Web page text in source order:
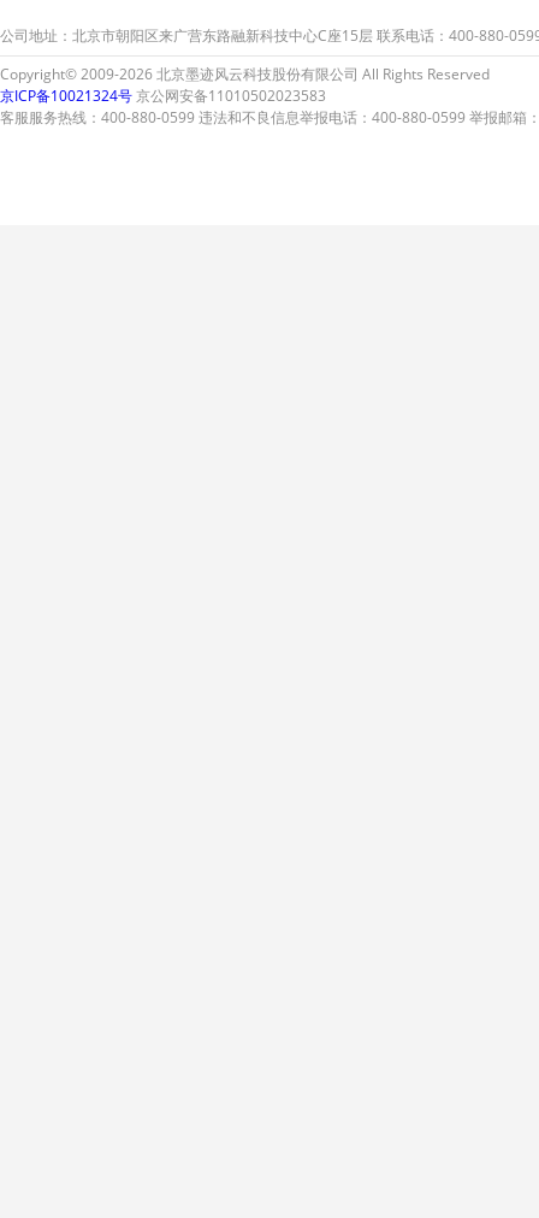
公司地址：北京市朝阳区来广营东路融新科技中心C座15层 联系电话：400-880-
Copyright© 2009-2026 北京墨迹风云科技股份有限公司 All Rights Reserved
京ICP备10021324号京公网安备11010502023583
客服服务热线：400-880-0599 违法和不良信息举报电话：400-880-0599 举报邮箱